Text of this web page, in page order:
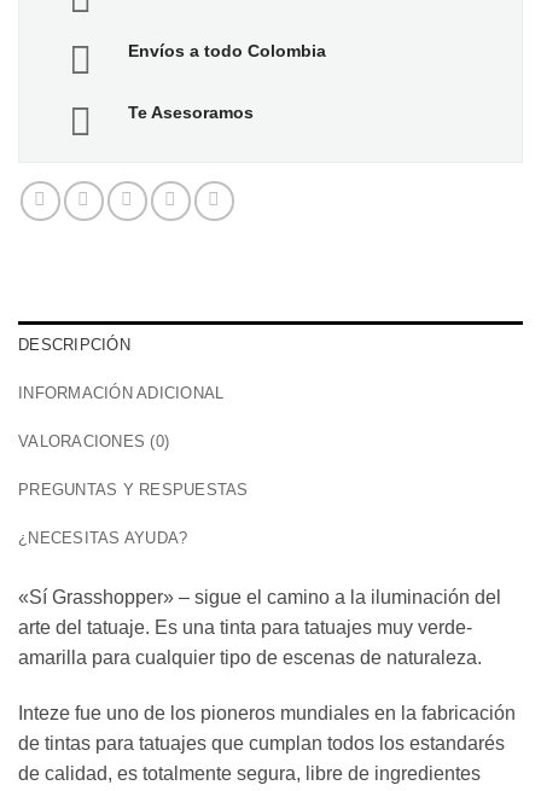
Envíos a todo Colombia
Te Asesoramos
DESCRIPCIÓN
INFORMACIÓN ADICIONAL
VALORACIONES (0)
PREGUNTAS Y RESPUESTAS
¿NECESITAS AYUDA?
«Sí Grasshopper» – sigue el camino a la iluminación del
arte del tatuaje. Es una tinta para tatuajes muy verde-
amarilla para cualquier tipo de escenas de naturaleza.
Inteze fue uno de los pioneros mundiales en la fabricación
de tintas para tatuajes que cumplan todos los estandarés
de calidad, es totalmente segura, libre de ingredientes